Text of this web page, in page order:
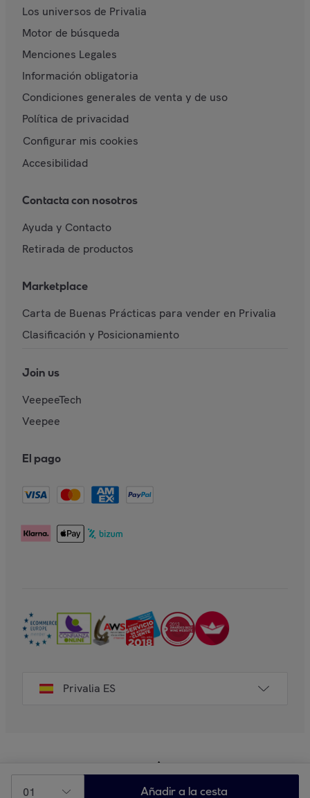
01 Añadir a la cesta
Los universos de Privalia
Motor de búsqueda
Menciones Legales
Información obligatoria
Condiciones generales de venta y de uso
Política de privacidad
Configurar mis cookies
Accesibilidad
Contacta con nosotros
Ayuda y Contacto
Retirada de productos
Marketplace
Carta de Buenas Prácticas para vender en Privalia
Clasificación y Posicionamiento
Join us
VeepeeTech
Veepee
El pago
Privalia ES